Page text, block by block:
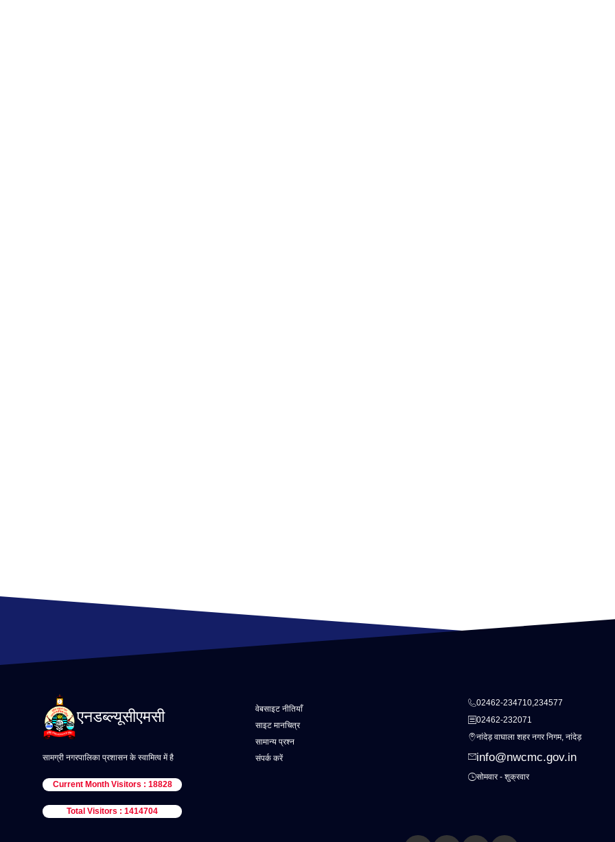
एनडब्ल्यूसीएमसी
सामग्री नगरपालिका प्रशासन के स्वामित्व में है
Current Month Visitors : 18828
Total Visitors : 1414704
वेबसाइट नीतियाँ
साइट मानचित्र
सामान्य प्रश्न
संपर्क करें
02462-234710,234577
02462-232071
नांदेड़ वाघाला शहर नगर निगम, नांदेड़
info@nwcmc.gov.in
सोमवार - शुक्रवार